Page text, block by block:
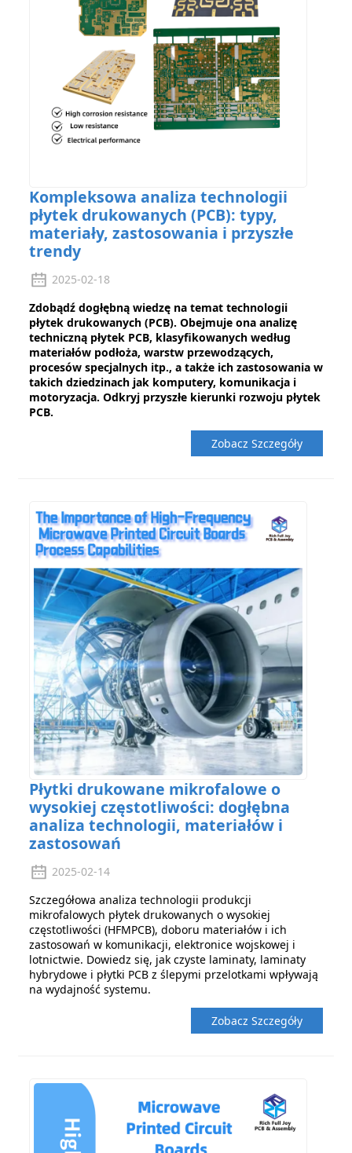
Kompleksowa analiza technologii
płytek drukowanych (PCB): typy,
materiały, zastosowania i przyszłe
trendy
2025-02-18
Zdobądź dogłębną wiedzę na temat technologii
płytek drukowanych (PCB). Obejmuje ona analizę
techniczną płytek PCB, klasyfikowanych według
materiałów podłoża, warstw przewodzących,
procesów specjalnych itp., a także ich zastosowania w
takich dziedzinach jak komputery, komunikacja i
motoryzacja. Odkryj przyszłe kierunki rozwoju płytek
PCB.
Zobacz Szczegóły
Płytki drukowane mikrofalowe o
wysokiej częstotliwości: dogłębna
analiza technologii, materiałów i
zastosowań
2025-02-14
Szczegółowa analiza technologii produkcji
mikrofalowych płytek drukowanych o wysokiej
częstotliwości (HFMPCB), doboru materiałów i ich
zastosowań w komunikacji, elektronice wojskowej i
lotnictwie. Dowiedz się, jak czyste laminaty, laminaty
hybrydowe i płytki PCB z ślepymi przelotkami wpływają
na wydajność systemu.
Zobacz Szczegóły